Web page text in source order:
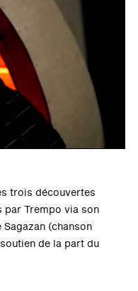
trois découvertes
par Trempo via son
(chanson
de la part du